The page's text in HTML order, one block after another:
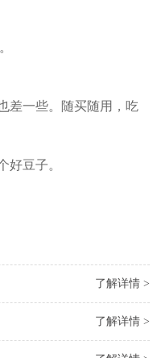
差一些。随买随用，吃
好豆子。
了解详情 >
了解详情 >